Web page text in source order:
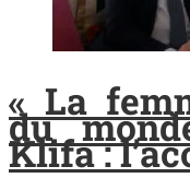
« La
du
Klifa :